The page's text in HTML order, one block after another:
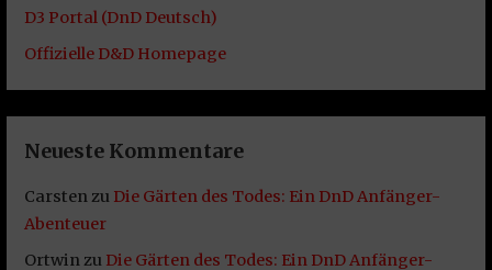
D3 Portal (DnD Deutsch)
Offizielle D&D Homepage
Neueste Kommentare
Carstenzu Die Gärten des Todes: Ein DnD Anfänger-
Abenteuer
Ortwinzu Die Gärten des Todes: Ein DnD Anfänger-